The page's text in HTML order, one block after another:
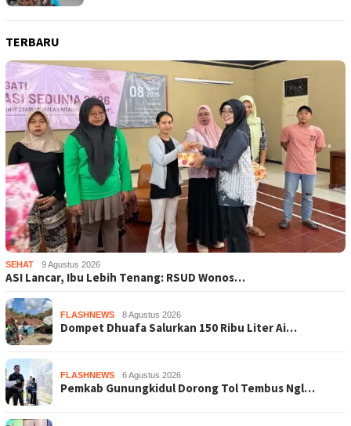
TERBARU
SEHAT 9 Agustus 2026
ASI Lancar, Ibu Lebih Tenang: RSUD Wonos…
FLASHNEWS 8 Agustus 2026
Dompet Dhuafa Salurkan 150 Ribu Liter Ai…
FLASHNEWS 6 Agustus 2026
Pemkab Gunungkidul Dorong Tol Tembus Ngl…